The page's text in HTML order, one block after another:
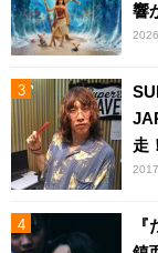
響
走